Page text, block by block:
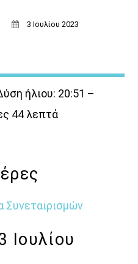
3 Ιουλίου 2023
ήλιου: 20:51 –
44 λεπτά
Συνεταιρισμών
Ιουλίου